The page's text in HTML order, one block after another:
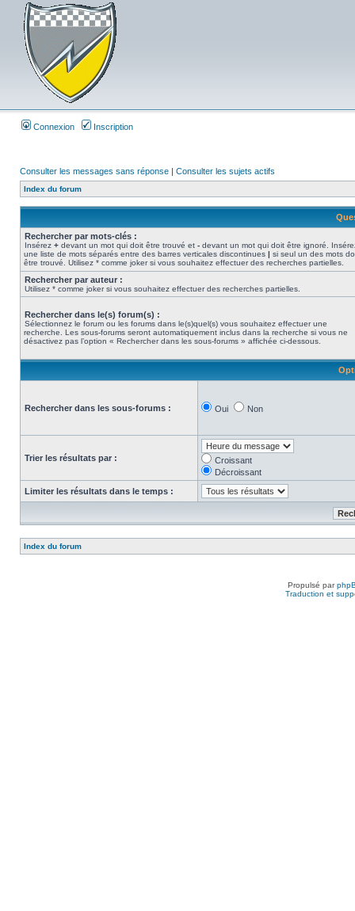
Connexion Inscription
Consulter les messages sans réponse | Consulter les sujets actifs
Index du forum
Rechercher par mots-clés :
Insérez + devant un mot qui doit être trouvé et - devant un mot qui doit être ignoré.
une liste de mots séparés entre des barres verticales discontinues | si seul un des mots
être trouvé. Utilisez * comme joker si vous souhaitez effectuer des recherches partielles.
Rechercher par auteur :
Utilisez * comme joker si vous souhaitez effectuer des recherches partielles.
Rechercher dans le(s) forum(s) :
Sélectionnez le forum ou les forums dans le(s)quel(s) vous souhaitez effectuer une
recherche. Les sous-forums seront automatiquement inclus dans la recherche si vous ne
désactivez pas l’option « Rechercher dans les sous-forums » affichée ci-dessous.
Rechercher dans les sous-forums : Oui Non
Trier les résultats par :
Croissant
Décroissant
Limiter les résultats dans le temps :
Index du forum
Propulsé par
Traduction et